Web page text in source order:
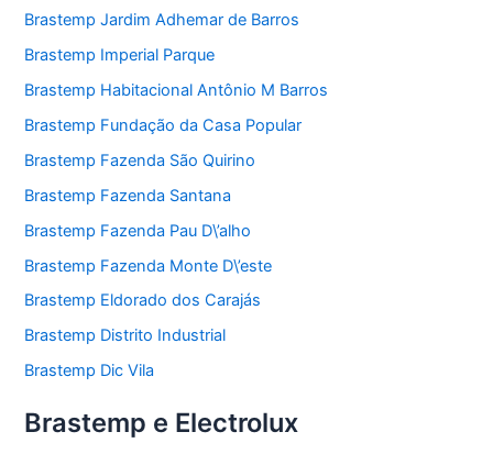
Brastemp Jardim Adhemar de Barros
Brastemp Imperial Parque
Brastemp Habitacional Antônio M Barros
Brastemp Fundação da Casa Popular
Brastemp Fazenda São Quirino
Brastemp Fazenda Santana
Brastemp Fazenda Pau D\’alho
Brastemp Fazenda Monte D\’este
Brastemp Eldorado dos Carajás
Brastemp Distrito Industrial
Brastemp Dic Vila
Brastemp e Electrolux